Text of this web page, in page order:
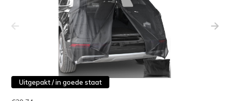
Uitgepakt / in goede staat